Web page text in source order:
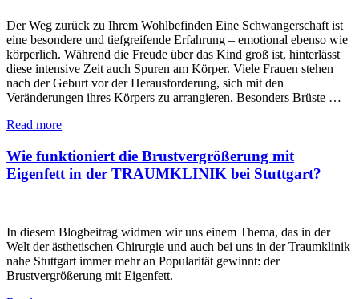
Der Weg zurück zu Ihrem Wohlbefinden Eine Schwangerschaft ist
eine besondere und tiefgreifende Erfahrung – emotional ebenso wie
körperlich. Während die Freude über das Kind groß ist, hinterlässt
diese intensive Zeit auch Spuren am Körper. Viele Frauen stehen
nach der Geburt vor der Herausforderung, sich mit den
Veränderungen ihres Körpers zu arrangieren. Besonders Brüste …
Read more
Wie funktioniert die Brustvergrößerung mit
Eigenfett in der TRAUMKLINIK bei Stuttgart?
In diesem Blogbeitrag widmen wir uns einem Thema, das in der
Welt der ästhetischen Chirurgie und auch bei uns in der Traumklinik
nahe Stuttgart immer mehr an Popularität gewinnt: der
Brustvergrößerung mit Eigenfett.